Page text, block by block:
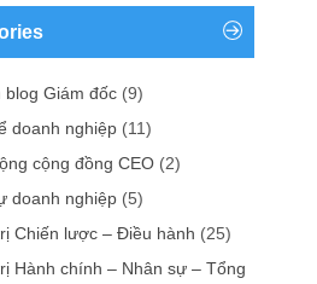
blog Giám đốc (9)
doanh nghiệp (11)
cộng đồng CEO (2)
doanh nghiệp (5)
Chiến lược – Điều hành (25)
Hành chính – Nhân sự – Tổng